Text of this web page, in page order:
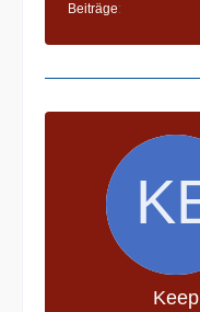
Beiträge
Keep